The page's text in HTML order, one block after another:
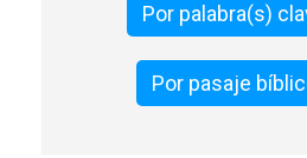
Por palabra(s)
Por pasaje